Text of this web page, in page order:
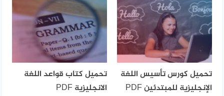
تحميل كورس تأسيس اللغة
الإنجليزية للمبتدئين PDF
تحميل كتاب قواعد اللغة
الانجليزية PDF